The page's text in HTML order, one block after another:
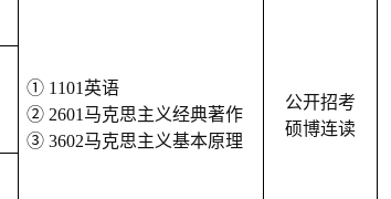
① 1101英语
② 2601马克思主义经典著作
③ 3602马克思主义基本原理
公开招考
硕博连读